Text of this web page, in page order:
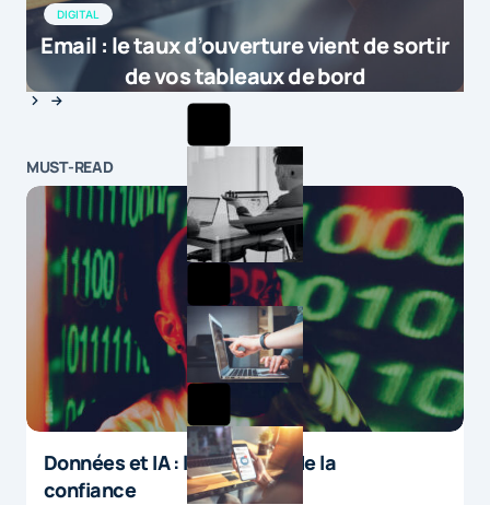
DIGITAL
Email : le taux d’ouverture vient de sortir
de vos tableaux de bord
MUST-READ
Données et IA : le paradoxe de la
confiance